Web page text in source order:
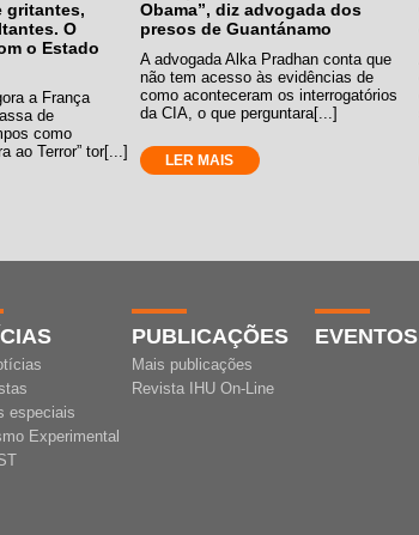
gritantes,
O
o Estado
a França
de
como
ao Terror” tor[...]
Obama”, diz advogada dos
presos de Guantánamo
A advogada Alka Pradhan conta que
não tem acesso às evidências de
como aconteceram os interrogatórios
da CIA, o que perguntara[...]
LER MAIS
especiais
Experimental
PUBLICAÇÕES
Mais publicações
Revista IHU On-Line
EVENTOS